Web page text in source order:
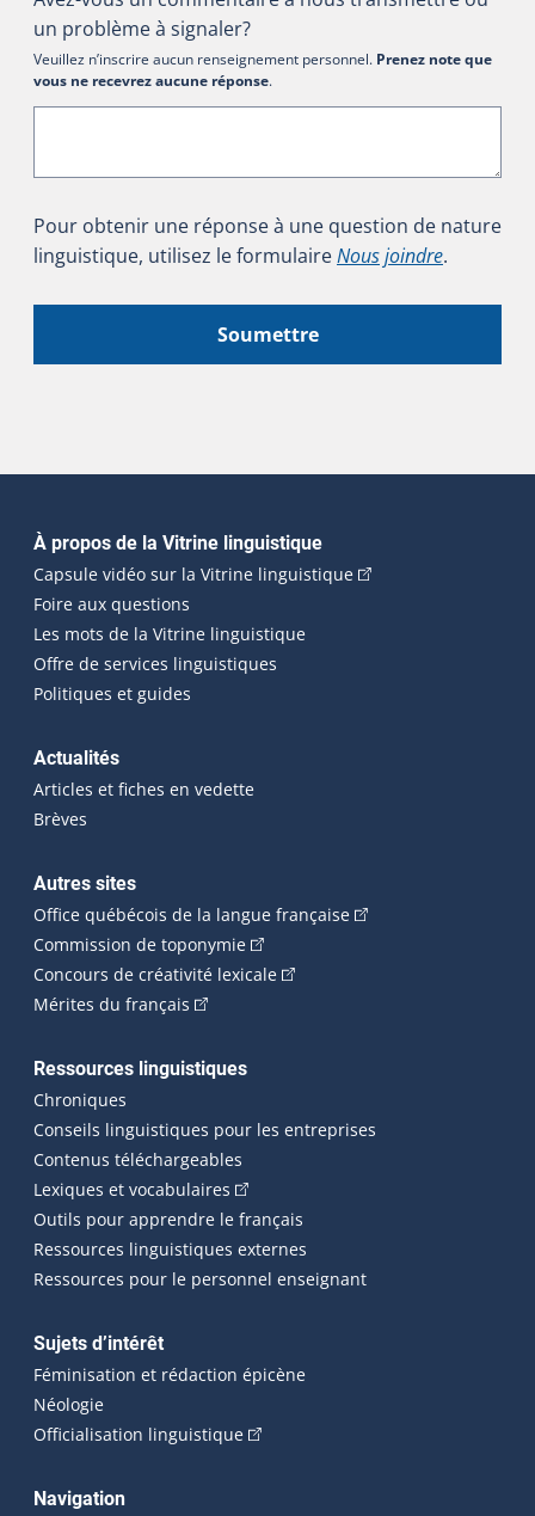
un problème à signaler?
Veuillez n’inscrire aucun renseignement personnel. Prenez note que
vous ne recevrez aucune réponse.
Pour obtenir une réponse à une question de nature
linguistique, utilisez le formulaireNous joindre.
Soumettre
Navigation principale
À propos de la Vitrine linguistique
Capsule vidéo sur la Vitrine linguistique(Cet hyperlien
Foire aux questions
Les mots de la Vitrine linguistique
Offre de services linguistiques
Politiques et guides
Actualités
Articles et fiches en vedette
Brèves
Autres sites
Office québécois de la langue française(Cet hyperlien
Commission de toponymie(Cet hyperlien externe s'ouvrira
Concours de créativité lexicale(Cet hyperlien externe
Mérites du français (Cet hyperlien externe s'ouvrira dans une
Ressources linguistiques
Chroniques
Conseils linguistiques pour les entreprises
Contenus téléchargeables
Lexiques et vocabulaires (Cet hyperlien externe s'ouvrira
Outils pour apprendre le français
Ressources linguistiques externes
Ressources pour le personnel enseignant
Sujets d’intérêt
Féminisation et rédaction épicène
Néologie
Officialisation linguistique(Cet hyperlien externe s'ouvrira
Navigation